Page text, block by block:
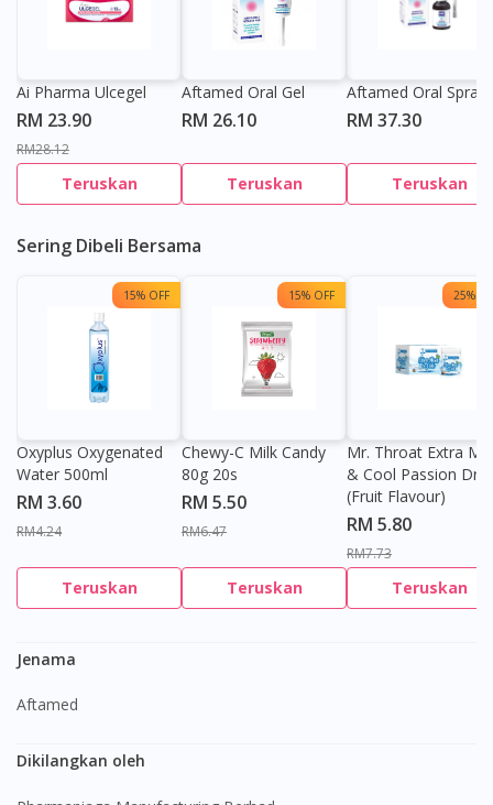
Ai Pharma Ulcegel
RM 23.90
RM28.12
Teruskan
Aftamed Oral Gel
RM 26.10
Teruskan
Aftamed Oral Spray
RM 37.30
Teruskan
Sering Dibeli Bersama
15% OFF
Oxyplus Oxygenated
Water 500ml
RM 3.60
RM4.24
Teruskan
15% OFF
Chewy-C Milk Candy
80g 20s
RM 5.50
RM6.47
Teruskan
25%
Mr. Throat Extra
& Cool Passion
(Fruit Flavour)
RM 5.80
RM7.73
Teruskan
Jenama
Aftamed
Dikilangkan oleh